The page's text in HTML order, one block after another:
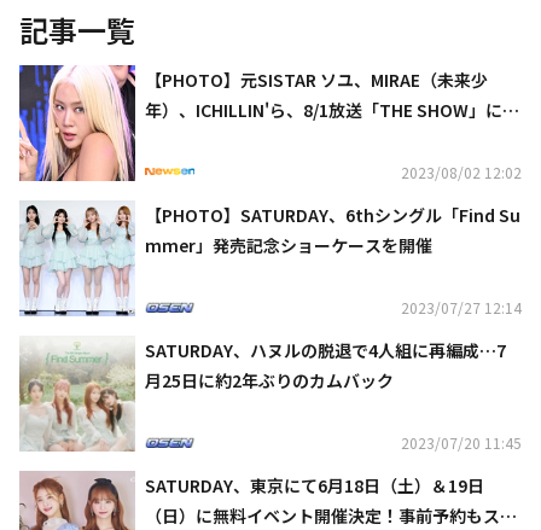
記事一覧
【PHOTO】元SISTAR ソユ、MIRAE（未来少
年）、ICHILLIN'ら、8/1放送「THE SHOW」に出
2023/08/02 12:02
【PHOTO】SATURDAY、6thシングル「Find Su
mmer」発売記念ショーケースを開催
2023/07/27 12:14
SATURDAY、ハヌルの脱退で4人組に再編成…7
月25日に約2年ぶりのカムバック
2023/07/20 11:45
SATURDAY、東京にて6月18日（土）＆19日
（日）に無料イベント開催決定！事前予約もスタ